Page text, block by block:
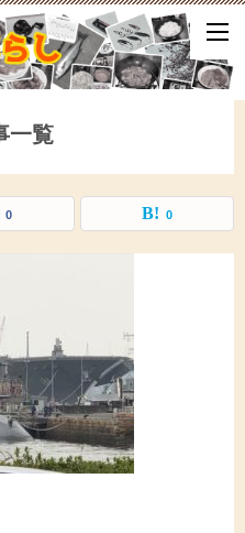
ことや、ふと思ったこと、試して
一覧
0 0